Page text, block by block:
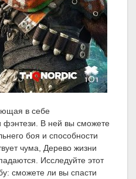
в себе
фэнтези. В ней вы сможете
боя и способности
чума, Дерево жизни
Исследуйте этот
сможете ли вы спасти